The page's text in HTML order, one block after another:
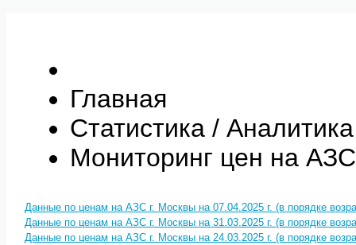
Главная
Статистика / Аналитика
Мониторинг цен на
Данные по ценам на АЗС г. Москвы на 07.04.2025 г. (в порядке
Данные по ценам на АЗС г. Москвы на 31.03.2025 г. (в порядке
Данные по ценам на АЗС г. Москвы на 24.03.2025 г. (в порядке